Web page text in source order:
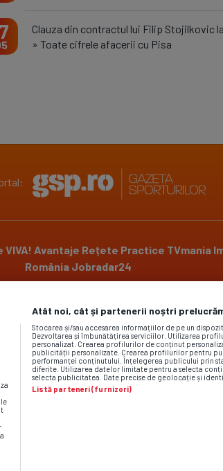
Clauza din contractul lui Filip Stojilkovic
» Toate cifrele afacerii cu Pisa
VIVA! Avantaje Rețete Practice TVmania
România Jobradar24
,Termeni și condiții,Notă de informare -
| Gazeta Sporturilor
Gazeta Sporturilor
Atât noi, cât și partenerii noștri
Stocarea și/sau accesarea informațiilor de pe un
Dezvoltarea și îmbunătățirea serviciilor. Utilizarea
personalizat. Crearea profilurilor de conținut
publicității personalizate. Crearea profilurilor pentru
performanței conținutului. Înțelegerea publicului prin
diferite. Utilizarea datelor limitate pentru a selecta
selecta publicitatea. Date precise de geolocație și
Listă parteneri (furnizori)